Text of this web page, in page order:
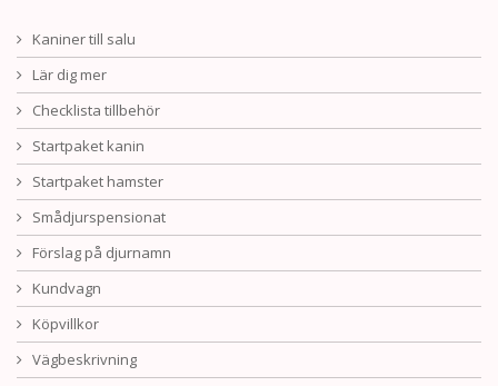
Kaniner till salu
Lär dig mer
Checklista tillbehör
Startpaket kanin
Startpaket hamster
Smådjurspensionat
Förslag på djurnamn
Kundvagn
Köpvillkor
Vägbeskrivning